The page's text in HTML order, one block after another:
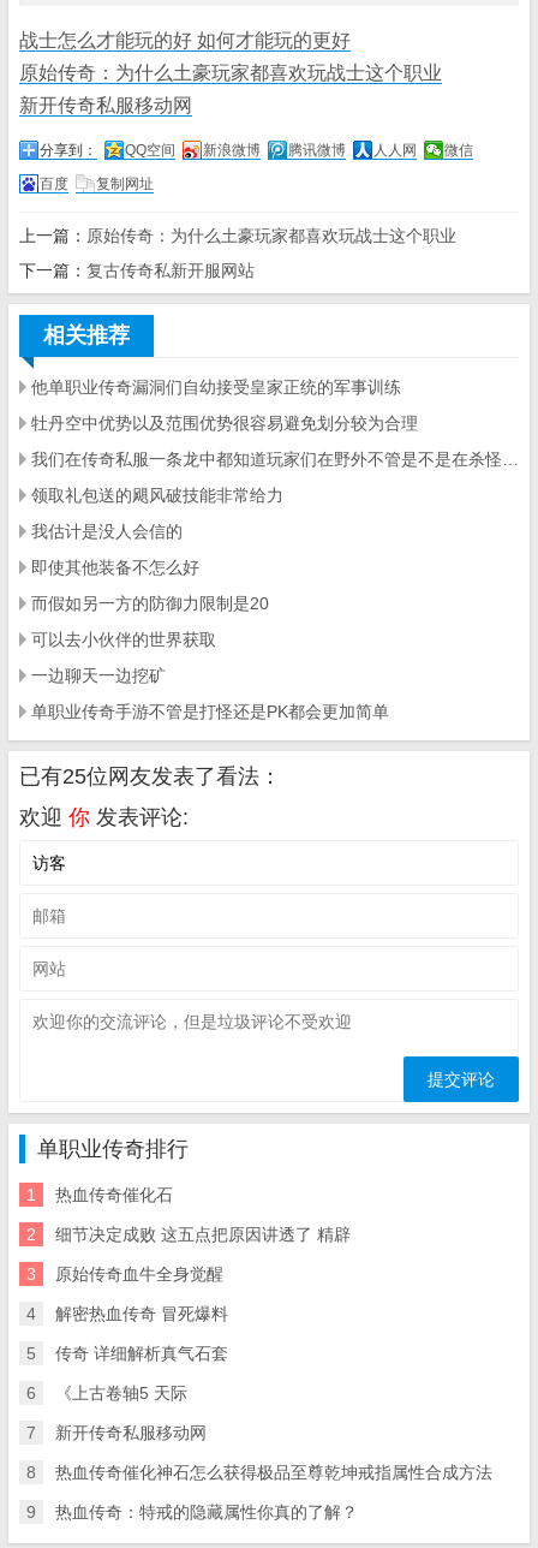
战士怎么才能玩的好 如何才能玩的更好
原始传奇：为什么土豪玩家都喜欢玩战士这个职业
新开传奇私服移动网
分享到： QQ空间 新浪微博 腾讯微博 人人网
微信
百度
复制网址
上一篇： 原始传奇：为什么土豪玩家都喜欢玩战士这个职业
下一篇： 复古传奇私新开服网站
相关推荐
他单职业传奇漏洞们自幼接受皇家正统的军事训练
牡丹空中优势以及范围优势很容易避免划分较为合理
领取礼包送的飓风破技能非常给力
我估计是没人会信的
即使其他装备不怎么好
而假如另一方的防御力限制是20
可以去小伙伴的世界获取
一边聊天一边挖矿
单职业传奇手游不管是打怪还是PK都会更加简单
已有25位网友发表了看法：
欢迎 你 发表评论:
单职业传奇排行
1 热血传奇催化石
2 细节决定成败 这五点把原因讲透了 精辟
3 原始传奇血牛全身觉醒
4 解密热血传奇 冒死爆料
5 传奇 详细解析真气石套
6 《上古卷轴5 天际
7 新开传奇私服移动网
8 热血传奇催化神石怎么获得极品至尊乾坤戒指属性合成方法
9 热血传奇：特戒的隐藏属性你真的了解？